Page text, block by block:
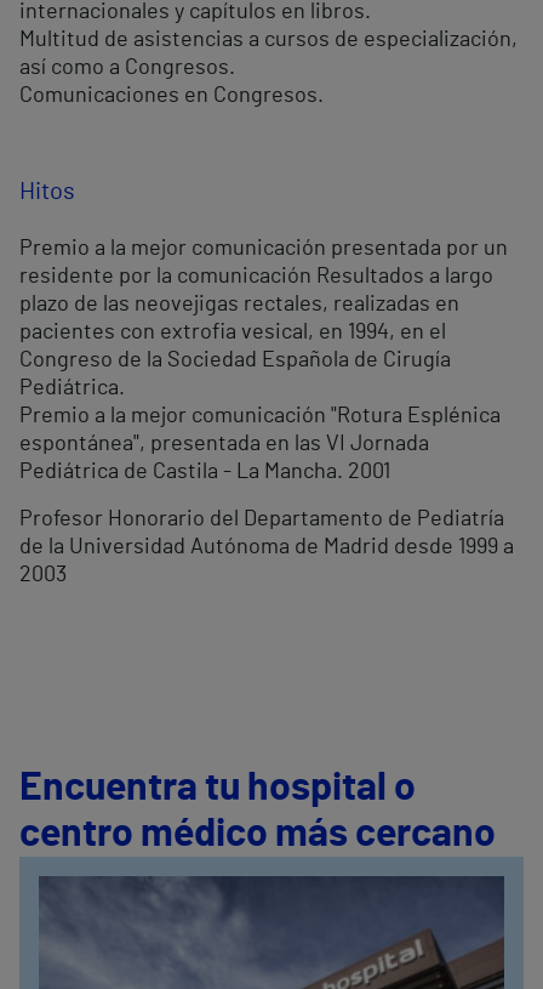
internacionales y capítulos en libros.
Multitud de asistencias a cursos de especialización,
así como a Congresos.
Comunicaciones en Congresos.
Hitos
Premio a la mejor comunicación presentada por un
residente por la comunicación Resultados a largo
plazo de las neovejigas rectales, realizadas en
pacientes con extrofia vesical, en 1994, en el
Congreso de la Sociedad Española de Cirugía
Pediátrica.
Premio a la mejor comunicación "Rotura Esplénica
espontánea", presentada en las VI Jornada
Pediátrica de Castila - La Mancha. 2001
Profesor Honorario del Departamento de Pediatría
de la Universidad Autónoma de Madrid desde 1999 a
2003
Encuentra tu hospital o
centro médico más cercano